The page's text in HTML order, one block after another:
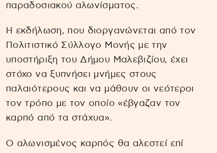
παραδοσιακού αλωνίσματος.
Η εκδήλωση, που διοργανώνεται από τον
Πολιτιστικό Σύλλογο Μονής με την
υποστήριξη του Δήμου Μαλεβιζίου, έχει
στόχο να ξυπνήσει μνήμες στους
παλαιότερους και να μάθουν οι νεότεροι
τον τρόπο με τον οποίο «έβγαζαν τον
καρπό από τα στάχυα».
Ο αλωνισμένος καρπός θα αλεστεί επί